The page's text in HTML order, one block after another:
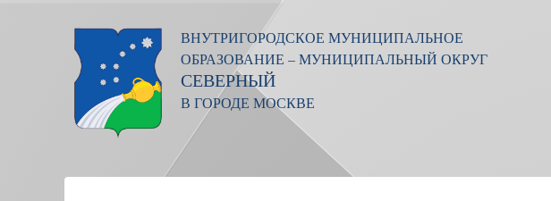
ВНУТРИГОРОДСКОЕ МУНИЦИПАЛЬНОЕ
ОБРАЗОВАНИЕ – МУНИЦИПАЛЬНЫЙ ОКРУГ
СЕВЕРНЫЙ
В ГОРОДЕ МОСКВЕ